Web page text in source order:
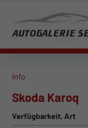
info
Skoda Karoq
Verfügbarkeit, Art